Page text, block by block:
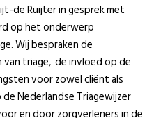
de Ruijter in gesprek met
op het onderwerp
Wij bespraken de
triage, de invloed op de
voor zowel cliënt als
Nederlandse Triagewijzer
en door zorgverleners in de